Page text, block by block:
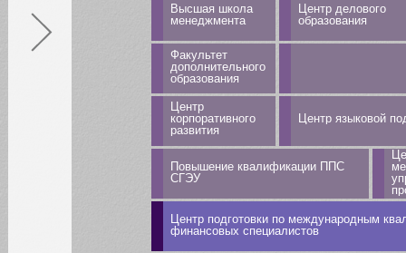
Высшая школа
менеджмента
Центр делового
образования
Факультет
дополнительного
образования
Центр
корпоративного
развития
Центр языковой
Повышение квалификации ППС
СГЭУ
Центр подготовки по международным
финансовых специалистов